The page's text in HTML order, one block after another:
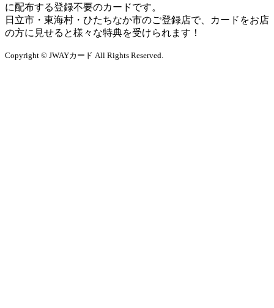
に配布する登録不要のカードです。
日立市・東海村・ひたちなか市のご登録店で、カードをお店
の方に見せると様々な特典を受けられます！
Copyright © JWAYカード All Rights Reserved.